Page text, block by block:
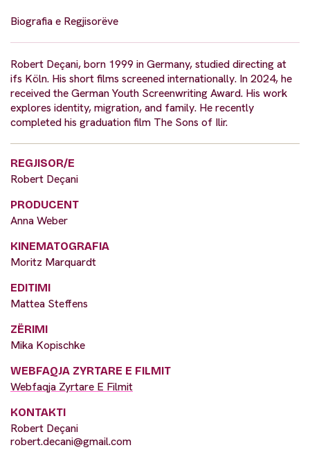
Biografia e Regjisorëve
Robert Deçani, born 1999 in Germany, studied directing at
ifs Köln. His short films screened internationally. In 2024, he
received the German Youth Screenwriting Award. His work
explores identity, migration, and family. He recently
completed his graduation film The Sons of Ilir.
REGJISOR/E
Robert Deçani
PRODUCENT
Anna Weber
KINEMATOGRAFIA
Moritz Marquardt
EDITIMI
Mattea Steffens
ZËRIMI
Mika Kopischke
WEBFAQJA ZYRTARE E FILMIT
Webfaqja Zyrtare E Filmit
KONTAKTI
Robert Deçani
robert.decani@gmail.com